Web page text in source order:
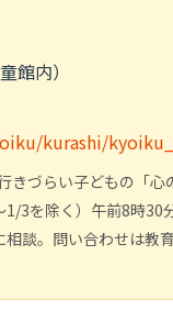
館内）
kurashi/
きづらい子どもの「心
3を除く）午前8時30
談。問い合わせは教